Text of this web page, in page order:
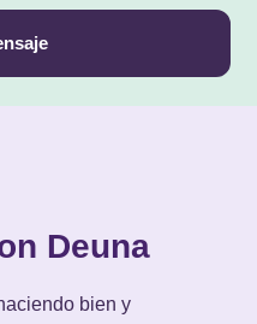
Deuna
bien y